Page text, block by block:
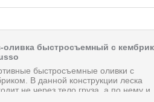
оливка быстросъемный с
быстросъемные оливки с
В данной конструкции леска
не через тело груза, а по нему